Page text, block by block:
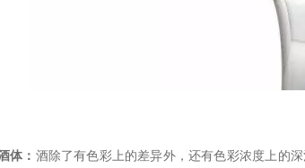
体： 酒除了有色彩上的差异外，还有色彩浓度上的